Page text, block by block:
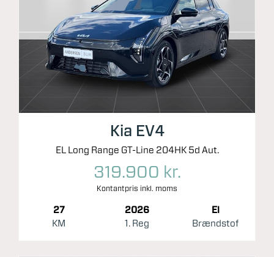
Kia EV4
EL Long Range GT-Line 204HK 5d Aut.
319.900 kr.
Kontantpris inkl. moms
27
KM
2026
1. Reg
El
Brændstof